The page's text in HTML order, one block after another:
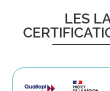
LES